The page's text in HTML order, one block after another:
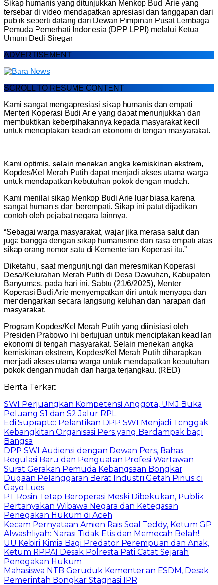
Sikap humanis yang ditunjukkan Menkop Budi Arie yang
tersebar di video mendapatkan apresiasi dan tanggapan dari
publik seperti datang dari Dewan Pimpinan Pusat Lembaga
Pemuda Pemerhati Indonesia (DPP LPPI) melalui Ketua
Umum Dedi Siregar.
ADVERTISEMENT
SCROLL TO RESUME CONTENT
Kami sangat mengapresiasi sikap humanis dan empati
Menteri Koperasi Budi Arie yang dapat menunjukkan dan
membuktikan keberpihakannya kepada masyarakat kecil
untuk menciptakan keadilan ekonomi di tengah masyarakat.
Kami optimis, selain menekan angka kemiskinan ekstrem,
Kopdes/Kel Merah Putih dapat menjadi akses utama warga
untuk mendapatkan kebutuhan pokok dengan mudah.
Kami menilai sikap Menkop Budi Arie luar biasa karena
sangat humanis dan berempati. Sikap ini patut dijadikan
contoh oleh pejabat negara lainnya.
“Sebagai warga masyarakat, wajar jika merasa salut dan
juga bangga dengan sikap humanisme dan rasa empati atas
sikap orang nomor satu di Kementerian Koperasi itu.”
Diketahui, saat mengunjungi dan meresmikan Koperasi
Desa/Kelurahan Merah Putih di Desa Dawuhan, Kabupaten
Banyumas, pada hari ini, Sabtu (21/6/2025), Menteri
Koperasi Budi Arie menyempatkan diri untuk menyapa dan
mendengarkan secara langsung keluhan dan harapan dari
masyarakat.
Program Kopdes/Kel Merah Putih yang diinisiasi oleh
Presiden Prabowo ini bertujuan untuk menciptakan keadilan
ekonomi di tengah masyarakat. Selain menekan angka
kemiskinan ekstrem, Kopdes/Kel Merah Putih diharapkan
menjadi akses utama warga untuk mendapatkan kebutuhan
pokok dengan mudah dan harga terjangkau. (RED)
Berita Terkait
SWI Perjuangkan Kompetensi Anggota, UMJ Buka
Peluang S1 dan S2 Jalur RPL
Edi Suprapto: Pelantikan DPP SWI Menjadi Tonggak
Kebangkitan Organisasi Pers yang Berdampak bagi
Bangsa
DPP SWI Audiensi dengan Dewan Pers, Bahas
Regulasi Baru dan Penguatan Profesi Wartawan
Surat Gerakan Pemuda Kebangsaan Bongkar
Dugaan Pelanggaran Berat Industri Getah Pinus di
Gayo Lues
PT Rosin Tetap Beroperasi Meski Dibekukan, Publik
Pertanyakan Wibawa Negara dan Ketegasan
Penegakan Hukum di Aceh
Kecam Pernyataan Amien Rais Soal Teddy, Ketum GP
Alwashliyah: Narasi Tidak Etis dan Memecah Belah!
UU Kebiri Kimia Bagi Predator Perempuan dan Anak,
Ketum RPPAI Desak Polresta Pati Catat Sejarah
Penegakan Hukum
Mahasiswa NTB Geruduk Kementerian ESDM, Desak
Pemerintah Bongkar Stagnasi IPR